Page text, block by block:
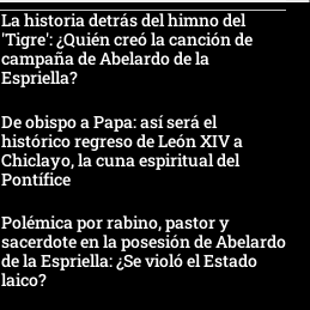
La historia detrás del himno del
'Tigre': ¿Quién creó la canción de
campaña de Abelardo de la
Espriella?
De obispo a Papa: así será el
histórico regreso de León XIV a
Chiclayo, la cuna espiritual del
Pontífice
Polémica por rabino, pastor y
sacerdote en la posesión de Abelardo
de la Espriella: ¿Se violó el Estado
laico?